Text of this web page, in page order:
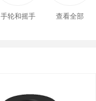
手轮和摇手 查看全部